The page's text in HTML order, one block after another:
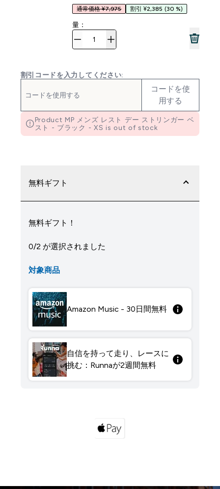
通常価格 ¥7,975 割引 ¥2,385 (30 %)
量：
割引コードを入力してください:
コードを使
用する
Product MP メンズ レスト デー ストリンガー ベ
スト - ブラック - XS is out of stock
無料ギフト
無料ギフト！
0/2 が選択されました
対象商品
Amazon Music - 30日間無料
自信を持って走り、レースに
挑む：Runnaが2週間無料